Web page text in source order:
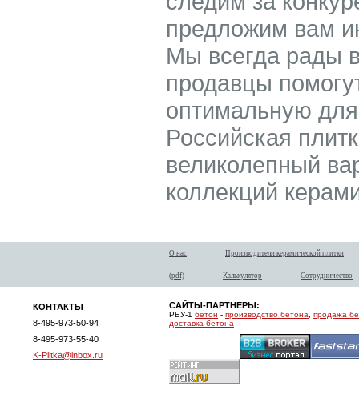
предложим вам
Мы всегда рады
продавцы
оптимальную
Российская
великолепный
коллекций
О нас Производители керамической плитки
(pdf) Калькулятор Сотрудничество
КОНТАКТЫ
8-495-973-50-94
8-495-973-55-40
K-Plitka@inbox.ru
САЙТЫ-ПАРТНЕРЫ:
РБУ-1 бетон - производство бетона
продажа
доставка бетона